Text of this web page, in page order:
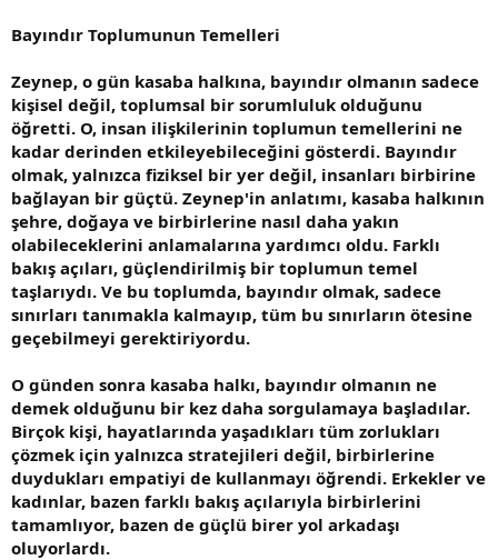
Bayındır Toplumunun Temelleri
Zeynep, o gün kasaba halkına, bayındır olmanın sadece
kişisel değil, toplumsal bir sorumluluk olduğunu
öğretti. O, insan ilişkilerinin toplumun temellerini ne
kadar derinden etkileyebileceğini gösterdi. Bayındır
olmak, yalnızca fiziksel bir yer değil, insanları birbirine
bağlayan bir güçtü. Zeynep'in anlatımı, kasaba halkının
şehre, doğaya ve birbirlerine nasıl daha yakın
olabileceklerini anlamalarına yardımcı oldu. Farklı
bakış açıları, güçlendirilmiş bir toplumun temel
taşlarıydı. Ve bu toplumda, bayındır olmak, sadece
sınırları tanımakla kalmayıp, tüm bu sınırların ötesine
geçebilmeyi gerektiriyordu.
O günden sonra kasaba halkı, bayındır olmanın ne
demek olduğunu bir kez daha sorgulamaya başladılar.
Birçok kişi, hayatlarında yaşadıkları tüm zorlukları
çözmek için yalnızca stratejileri değil, birbirlerine
duydukları empatiyi de kullanmayı öğrendi. Erkekler ve
kadınlar, bazen farklı bakış açılarıyla birbirlerini
tamamlıyor, bazen de güçlü birer yol arkadaşı
oluyorlardı.